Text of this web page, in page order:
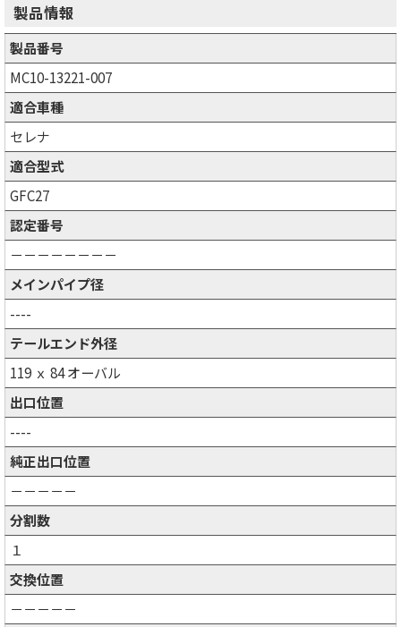
製品情報
製品番号
MC10-13221-007
適合車種
セレナ
適合型式
GFC27
認定番号
－－－－－－－－
メインパイプ径
----
テールエンド外径
119 ｘ 84 オーバル
出口位置
----
純正出口位置
－－－－－
分割数
１
交換位置
－－－－－